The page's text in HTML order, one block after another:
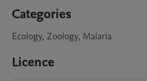
Categories
Ecology, Zoology, Malaria
Licence